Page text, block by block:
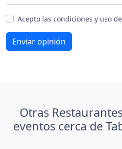
Acepto las condiciones y uso
Enviar opinión
Otras
eventos cerca de